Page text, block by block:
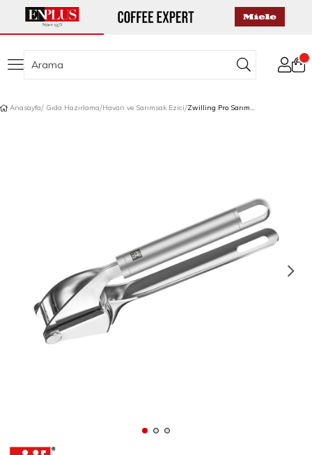
Anasayfa Gıda Hazırlama Havan ve Sarımsak Ezici Zwilling Pro Sarımsak Ezici